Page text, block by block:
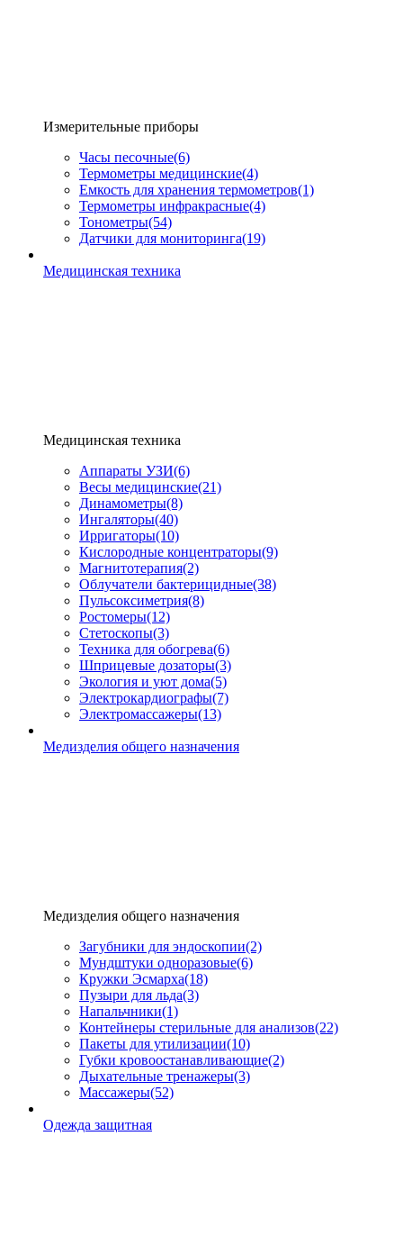
Измерительные приборы
Часы песочные(6)
Термометры медицинские(4)
Емкость для хранения термометров(1)
Термометры инфракрасные(4)
Тонометры(54)
Датчики для мониторинга(19)
Медицинская техника
Медицинская техника
Аппараты УЗИ(6)
Весы медицинские(21)
Динамометры(8)
Ингаляторы(40)
Ирригаторы(10)
Кислородные концентраторы(9)
Магнитотерапия(2)
Облучатели бактерицидные(38)
Пульсоксиметрия(8)
Ростомеры(12)
Стетоскопы(3)
Техника для обогрева(6)
Шприцевые дозаторы(3)
Экология и уют дома(5)
Электрокардиографы(7)
Электромассажеры(13)
Медизделия общего назначения
Медизделия общего назначения
Загубники для эндоскопии(2)
Мундштуки одноразовые(6)
Кружки Эсмарха(18)
Пузыри для льда(3)
Напальчники(1)
Контейнеры стерильные для анализов(22)
Пакеты для утилизации(10)
Губки кровоостанавливающие(2)
Дыхательные тренажеры(3)
Массажеры(52)
Одежда защитная